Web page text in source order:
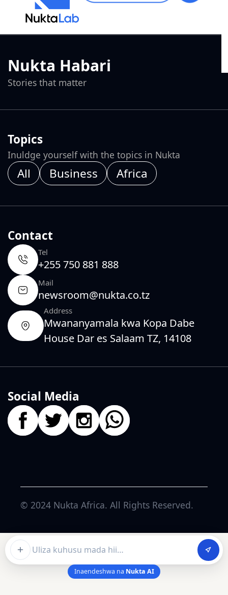
Ask about this article
Inaendeshwa na Nukta AI
Nukta Habari
Stories that matter
Topics
Inuldge yourself with the topics in Nukta
All Business Africa
Contact
Tel
+255 750 881 888
Mail
newsroom@nukta.co.tz
Address
Mwananyamala kwa Kopa Dabe
House Dar es Salaam TZ, 14108
Social Media
© 2024 Nukta Africa. All Rights Reserved.